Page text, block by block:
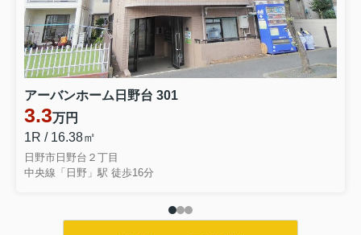
アーバンホーム日野台 301
3.3万円
1R / 16.38㎡
日野市日野台２丁目
中央線「日野」駅 徒歩16分